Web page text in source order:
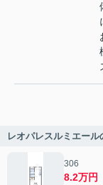
レオパレスルミエール
306
8.2万円